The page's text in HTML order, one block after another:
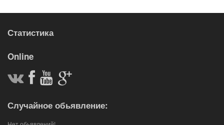
Статистика
Online
Случайное обьявление: